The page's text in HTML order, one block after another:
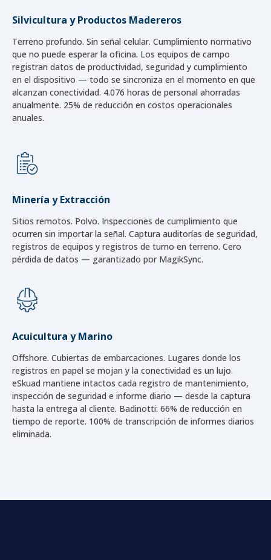
Silvicultura y Productos Madereros
Terreno profundo. Sin señal celular. Cumplimiento normativo
que no puede esperar la oficina. Los equipos de campo
registran datos de productividad, seguridad y cumplimiento
en el dispositivo — todo se sincroniza en el momento en que
alcanzan conectividad. 4.076 horas de personal ahorradas
anualmente. 25% de reducción en costos operacionales
anuales.
Minería y Extracción
Sitios remotos. Polvo. Inspecciones de cumplimiento que
ocurren sin importar la señal. Captura auditorías de seguridad,
registros de equipos y registros de turno en terreno. Cero
pérdida de datos — garantizado por MagikSync.
Acuicultura y Marino
Offshore. Cubiertas de embarcaciones. Lugares donde los
registros en papel se mojan y la conectividad es un lujo.
eSkuad mantiene intactos cada registro de mantenimiento,
inspección de seguridad e informe diario — desde la captura
hasta la entrega al cliente. Badinotti: 66% de reducción en
tiempo de reporte. 100% de transcripción de informes diarios
eliminada.